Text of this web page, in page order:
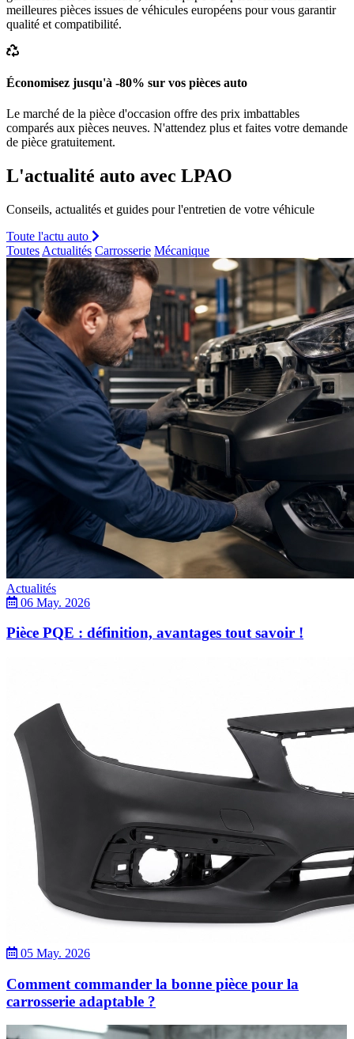
meilleures pièces issues de véhicules européens pour vous garantir
qualité et compatibilité.
Économisez jusqu'à -80% sur vos pièces auto
Le marché de la pièce d'occasion offre des prix imbattables
comparés aux pièces neuves. N'attendez plus et faites votre demande
de pièce gratuitement.
L'actualité auto avec LPAO
Conseils, actualités et guides pour l'entretien de votre véhicule
Toute l'actu auto
Toutes Actualités Carrosserie Mécanique
Actualités
06 May. 2026
Pièce PQE : définition, avantages tout savoir !
05 May. 2026
Comment commander la bonne pièce pour la
carrosserie adaptable ?